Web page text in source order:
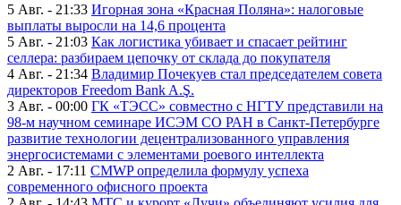
5 Авг. - 21:33 Игорная зона «Красная Поляна»: налоговые
выплаты выросли на 14,6 процента
5 Авг. - 21:03 Как логистика убивает и спасает рейтинг
селлера: разбираем цепочку от склада до покупателя
4 Авг. - 21:34 Владимир Почекуев стал председателем совета
директоров Freedom Bank A.Ş.
3 Авг. - 00:00 ГК «ТЭСС» совместно с НГТУ представили на
98-м научном семинаре ИСЭМ СО РАН в Санкт-Петербурге
развитие технологии децентрализованного управления
энергосистемами с элементами роевого интеллекта
2 Авг. - 17:11 CMWP определила формулу успеха
современного офисного проекта